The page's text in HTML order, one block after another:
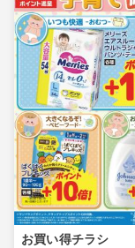
お買い得チラシ